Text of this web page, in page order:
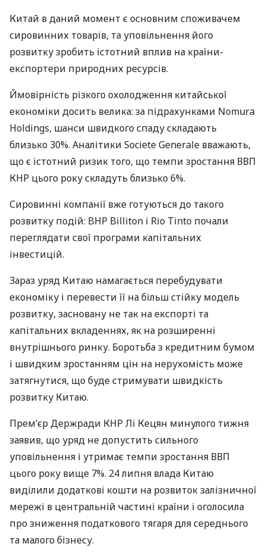
Китай в даний момент є основним споживачем
сировинних товарів, та уповільнення його
розвитку зробить істотний вплив на країни-
експортери природних ресурсів.
Ймовірність різкого охолодження китайської
економіки досить велика: за підрахунками Nomura
Holdings, шанси швидкого спаду складають
близько 30%. Аналітики Societe Generale вважають,
що є істотний ризик того, що темпи зростання ВВП
КНР цього року складуть близько 6%.
Сировинні компанії вже готуються до такого
розвитку подій: BHP Billiton і Rio Tinto почали
переглядати свої програми капітальних
інвестицій.
Зараз уряд Китаю намагається перебудувати
економіку і перевести її на більш стійку модель
розвитку, засновану не так на експорті та
капітальних вкладеннях, як на розширенні
внутрішнього ринку. Боротьба з кредитним бумом
і швидким зростанням цін на нерухомість може
затягнутися, що буде стримувати швидкість
розвитку Китаю.
Прем’єр Держради КНРЛі Кецян минулого тижня
заявив, що уряд не допустить сильного
уповільнення і утримає темпи зростання ВВП
цього року вище 7%. 24 липня влада Китаю
виділили додаткові кошти на розвиток залізничної
мережі в центральній частині країни і оголосила
про зниження податкового тягаря для середнього
та малого бізнесу.